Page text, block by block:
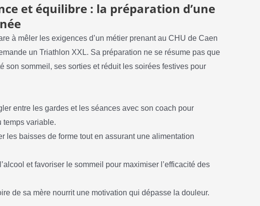
et équilibre : la préparation d’une
à mêler les exigences d’un métier prenant au CHU de Caen
un Triathlon XXL. Sa préparation ne se résume pas que
son sommeil, ses sorties et réduit les soirées festives pour
entre les gardes et les séances avec son coach pour
temps variable.
les baisses de forme tout en assurant une alimentation
et favoriser le sommeil pour maximiser l’efficacité des
de sa mère nourrit une motivation qui dépasse la douleur.